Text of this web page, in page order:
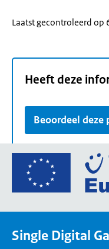
Laatst gecontroleerd op
Heeft deze
Beoordeel deze
Single Digital